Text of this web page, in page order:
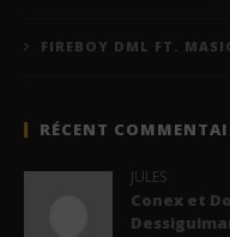
FIREBOY DML FT.
RÉCENT
JULES
Conex et